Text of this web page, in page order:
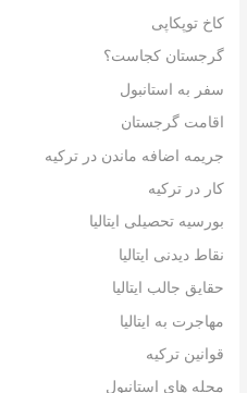
کاخ توپکاپی
گرجستان کجاست؟
سفر به استانبول
اقامت گرجستان
جریمه اضافه ماندن در ترکیه
کار در ترکیه
بورسیه تحصیلی ایتالیا
نقاط دیدنی ایتالیا
حقایق جالب ایتالیا
مهاجرت به ایتالیا
قوانین ترکیه
محله های استانبول